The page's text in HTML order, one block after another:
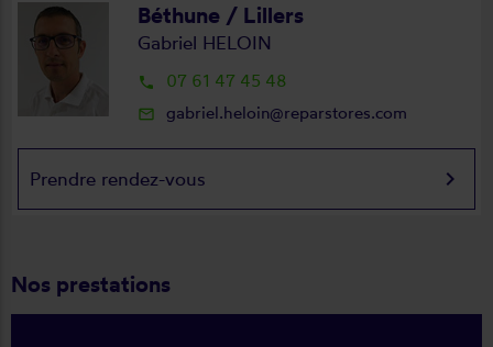
Béthune / Lillers
Gabriel HELOIN
local_phone 07 61 47 45 48
mail_outline gabriel.heloin@reparstores.com
Prendre rendez-vous keyboard_arrow_right
Nos prestations